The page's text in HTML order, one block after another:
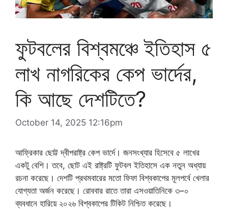
ফুটবলের বিশ্বমঞ্চে ইতিহাস ৫
লাখ নাগরিকের কেপ ভার্দের,
কি আছে দেশটিতে?
October 14, 2025 12:16pm
আফ্রিকার ছোট্ট দ্বীপরাষ্ট্র কেপ ভার্দে। জনসংখ্যার হিসেবে ৫ লাখের
একটু বেশি। তবে, ছোট এই রাষ্ট্রটি ফুটবল ইতিহাসে এক নতুন অধ্যায়
রচনা করেছে। দেশটি প্রথমবারের মতো ফিফা বিশ্বকাপের মূলপর্বে খেলার
যোগ্যতা অর্জন করেছে। রোববার রাতে তারা এসওয়াতিনিকে ৩–০
ব্যবধানে হারিয়ে ২০২৬ বিশ্বকাপের টিকিট নিশ্চিত করেছে।